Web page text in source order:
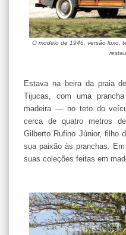
O modelo de 1946, versão luxo,
Estava na beira da praia
Tijucas, com uma
madeira — no teto do
cerca de quatro metros
Gilberto Rufino Júnior, filho
sua paixão às pranchas.
suas coleções feitas em